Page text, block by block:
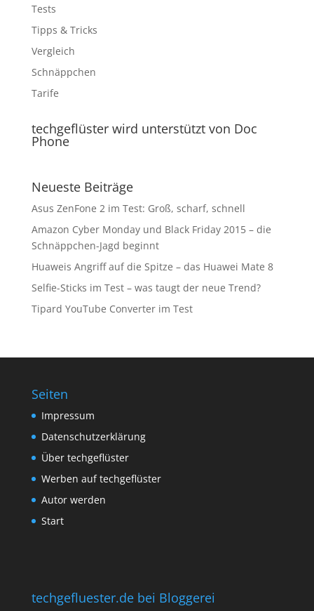
Tests
Tipps & Tricks
Vergleich
Schnäppchen
Tarife
techgeflüster wird unterstützt von Doc
Phone
Neueste Beiträge
Asus ZenFone 2 im Test: Groß, scharf, schnell
Amazon Cyber Monday und Black Friday 2015 – die
Schnäppchen-Jagd beginnt
Huaweis Angriff auf die Spitze – das Huawei Mate 8
Selfie-Sticks im Test – was taugt der neue Trend?
Tipard YouTube Converter im Test
Seiten
Impressum
Datenschutzerklärung
Über techgeflüster
Werben auf techgeflüster
Autor werden
Start
techgefluester.de bei Bloggerei